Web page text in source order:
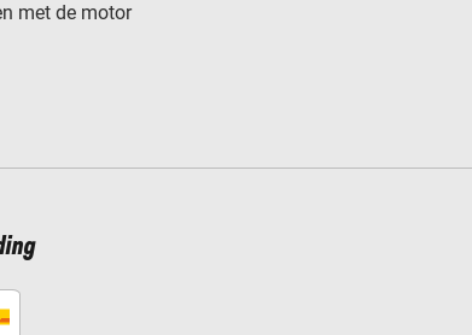
met de motor